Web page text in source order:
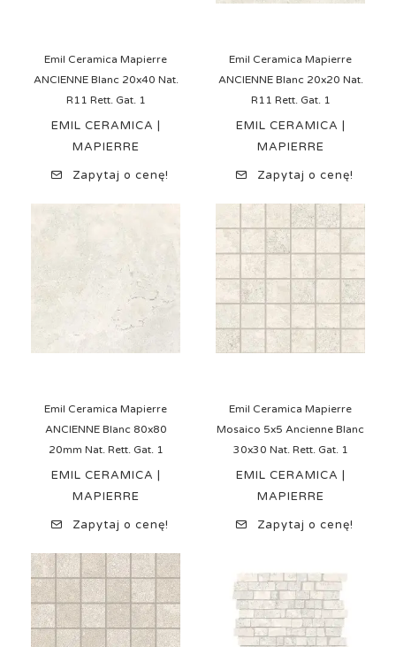
Emil Ceramica Mapierre
ANCIENNE Blanc 20x40 Nat.
R11 Rett. Gat. 1
EMIL CERAMICA |
MAPIERRE
Zapytaj o cenę!
Emil Ceramica Mapierre
ANCIENNE Blanc 20x20 Nat.
R11 Rett. Gat. 1
EMIL CERAMICA |
MAPIERRE
Zapytaj o cenę!
Emil Ceramica Mapierre
ANCIENNE Blanc 80x80
20mm Nat. Rett. Gat. 1
EMIL CERAMICA |
MAPIERRE
Zapytaj o cenę!
Emil Ceramica Mapierre
Mosaico 5x5 Ancienne Blanc
30x30 Nat. Rett. Gat. 1
EMIL CERAMICA |
MAPIERRE
Zapytaj o cenę!